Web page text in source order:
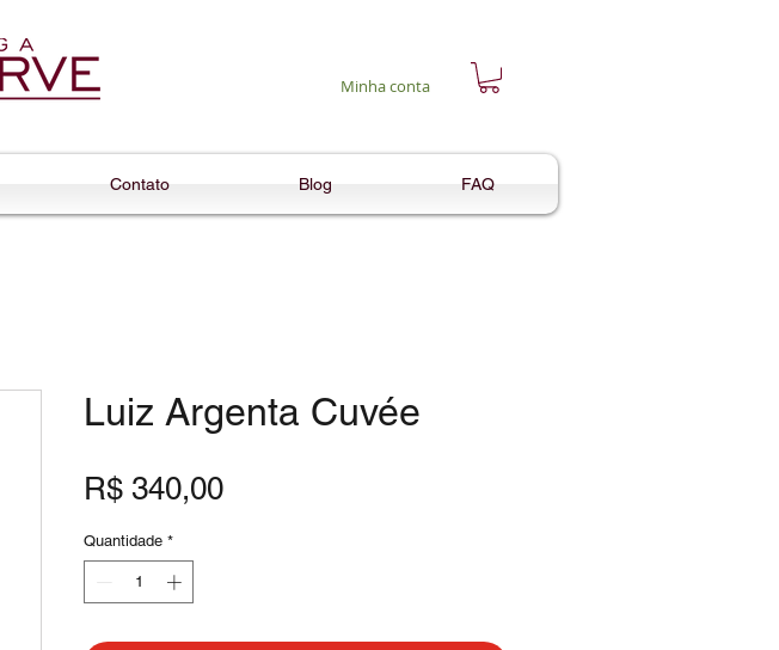
Minha conta
Contato Blog FAQ
Luiz Argenta Cuvée
R$ 340,00Preço
Quantidade *